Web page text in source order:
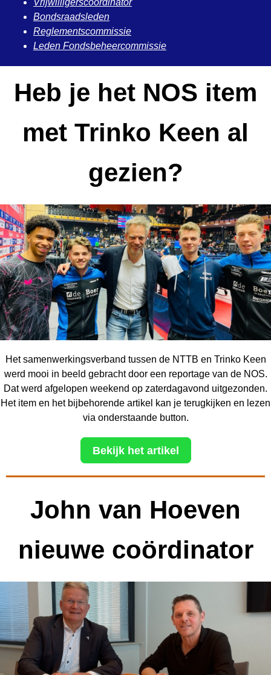
Vrijwilligerscoördinator
Bondsraadsleden
Reglementscommissie
Leden Fondsbeheercommissie
Heb je het NOS item
met Trinko Keen al
gezien?
Het samenwerkingsverband tussen de NTTB en Trinko Keen
werd mooi in beeld gebracht door een reportage van de NOS.
Dat werd afgelopen weekend op zaterdagavond uitgezonden.
Het item en het bijbehorende artikel kan je terugkijken en lezen
via onderstaande button.
Bekijk het artikel
John van Hoeven
nieuwe coördinator